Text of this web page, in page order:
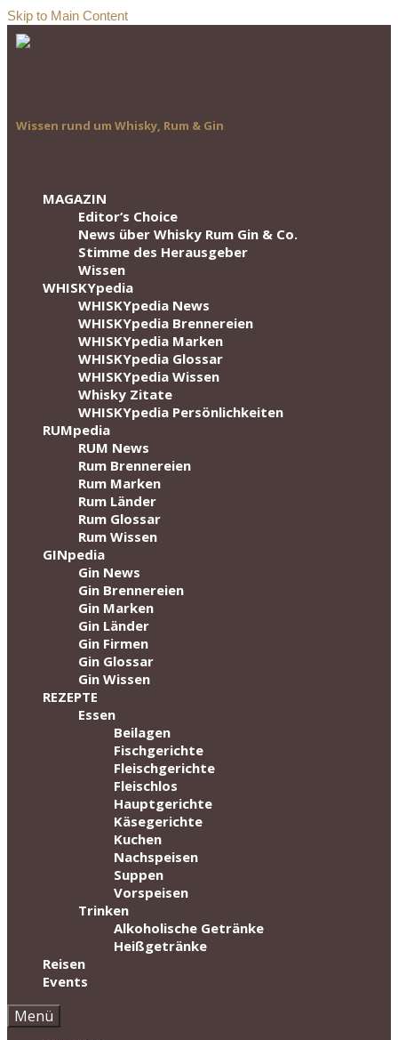
Skip to Main Content
Wissen rund um Whisky, Rum & Gin
MAGAZIN
Editor‘s Choice
News über Whisky Rum Gin & Co.
Stimme des Herausgeber
Wissen
WHISKYpedia
WHISKYpedia News
WHISKYpedia Brennereien
WHISKYpedia Marken
WHISKYpedia Glossar
WHISKYpedia Wissen
Whisky Zitate
WHISKYpedia Persönlichkeiten
RUMpedia
RUM News
Rum Brennereien
Rum Marken
Rum Länder
Rum Glossar
Rum Wissen
GINpedia
Gin News
Gin Brennereien
Gin Marken
Gin Länder
Gin Firmen
Gin Glossar
Gin Wissen
REZEPTE
Essen
Beilagen
Fischgerichte
Fleischgerichte
Fleischlos
Hauptgerichte
Käsegerichte
Kuchen
Nachspeisen
Suppen
Vorspeisen
Trinken
Alkoholische Getränke
Heißgetränke
Reisen
Events
Menü